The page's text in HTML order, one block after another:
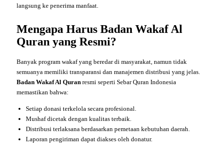
langsung ke penerima manfaat.
Mengapa Harus Badan Wakaf Al
Quran yang Resmi?
Banyak program wakaf yang beredar di masyarakat, namun tidak
semuanya memiliki transparansi dan manajemen distribusi yang jelas.
Badan Wakaf Al Quranresmi seperti Sebar Quran Indonesia
memastikan bahwa:
Setiap donasi terkelola secara profesional.
Mushaf dicetak dengan kualitas terbaik.
Distribusi terlaksana berdasarkan pemetaan kebutuhan daerah.
Laporan pengiriman dapat diakses oleh donatur.